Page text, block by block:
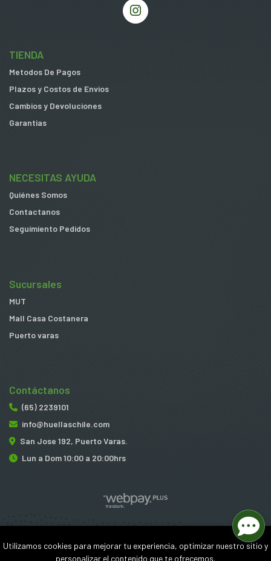
TIENDA
Metodos De Pagos
Plazos y Costos de Envios
Cambios y Devoluciones
Garantias
NECESITAS AYUDA
Quiénes Somos
Contactanos
Seguimiento Pedidos
Sucursales
MUT
Mall Casa Costanera
Puerto varas
Contáctanos
(65) 2239101
info@huellaschile.com
San Jose 192, Puerto Varas.
Lun a Dom 10:00 a 20:00hrs
¿Te gusta mi tienda? Yo vendo conBsale
Utilizamos cookies para mejorar tu experiencia, optimizar nuestro sitio y
personalizar el contenido que te ofrecemos.